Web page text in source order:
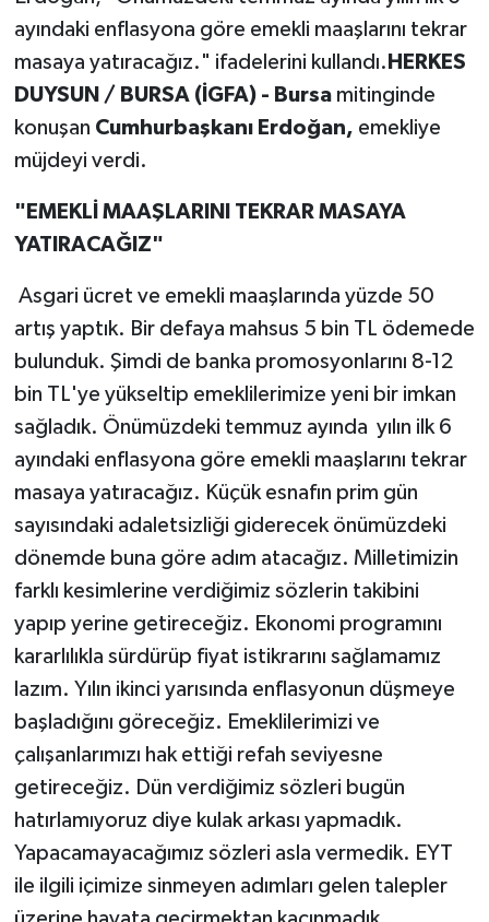
ayındaki enflasyona göre emekli maaşlarını tekrar
masaya yatıracağız." ifadelerini kullandı. HERKES
DUYSUN / BURSA (İGFA) - Bursamitinginde
konuşan Cumhurbaşkanı Erdoğan, emekliye
müjdeyi verdi.
"EMEKLİ MAAŞLARINI TEKRAR MASAYA
YATIRACAĞIZ"
Asgari ücret ve emekli maaşlarında yüzde 50
artış yaptık. Bir defaya mahsus 5 bin TL ödemede
bulunduk. Şimdi de banka promosyonlarını 8-12
bin TL'ye yükseltip emeklilerimize yeni bir imkan
sağladık. Önümüzdeki temmuz ayında yılın ilk 6
ayındaki enflasyona göre emekli maaşlarını tekrar
masaya yatıracağız. Küçük esnafın prim gün
sayısındaki adaletsizliği giderecek önümüzdeki
dönemde buna göre adım atacağız. Milletimizin
farklı kesimlerine verdiğimiz sözlerin takibini
yapıp yerine getireceğiz. Ekonomi programını
kararlılıkla sürdürüp fiyat istikrarını sağlamamız
lazım. Yılın ikinci yarısında enflasyonun düşmeye
başladığını göreceğiz. Emeklilerimizi ve
çalışanlarımızı hak ettiği refah seviyesne
getireceğiz. Dün verdiğimiz sözleri bugün
hatırlamıyoruz diye kulak arkası yapmadık.
Yapacamayacağımız sözleri asla vermedik. EYT
ile ilgili içimize sinmeyen adımları gelen talepler
Yaşam